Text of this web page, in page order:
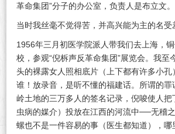
革命集团”分子的办公室，负责人是布立文。
当时我丝毫不觉得苦，并高兴能为主的名受
1956年三月初医学院派人带我们去上海，
校，参观“倪柝声反革命集团”展览会。我至
头的裸露女人照相底片（上下都有许多小孔
谁！放录音，是听不懂的福建话。所谓的
岭土地的三万多人的签名记录，倪唆使人把
虫病的媒介）投放在江西的河流中──无稽
螺也不是一件容易的事（医生都知道），